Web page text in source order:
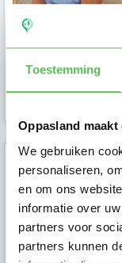
Toestemming
Oppasland
We gebruiken
personaliseren,
en om ons
informatie over
partners voor
partners kunnen
Oppas in
Nijmegen
1 week geleden